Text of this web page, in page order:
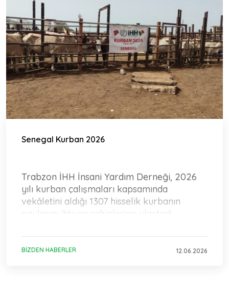
Senegal Kurban 2026
Trabzon İHH İnsani Yardım Derneği, 2026
yılı kurban çalışmaları kapsamında
vekâletini aldığı 1307 hisselik kurbanın
paylarını ihtiyaç sahiplerine ulaştırdı.
BIZDEN HABERLER 12.06.2026